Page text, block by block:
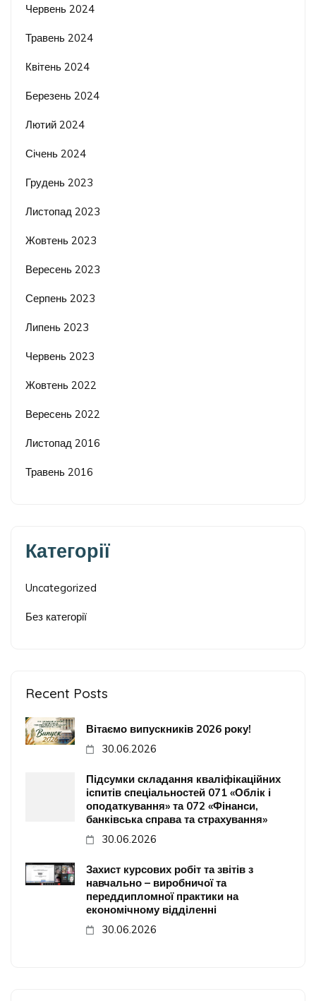
Червень 2024
Травень 2024
Квітень 2024
Березень 2024
Лютий 2024
Січень 2024
Грудень 2023
Листопад 2023
Жовтень 2023
Вересень 2023
Серпень 2023
Липень 2023
Червень 2023
Жовтень 2022
Вересень 2022
Листопад 2016
Травень 2016
Категорії
Uncategorized
Без категорії
Recent Posts
Вітаємо випускників 2026 року!
30.06.2026
Підсумки складання кваліфікаційних
іспитів спеціальностей 071 «Облік і
оподаткування» та 072 «Фінанси,
банківська справа та страхування»
30.06.2026
Захист курсових робіт та звітів з
навчально – виробничої та
переддипломної практики на
економічному відділенні
30.06.2026